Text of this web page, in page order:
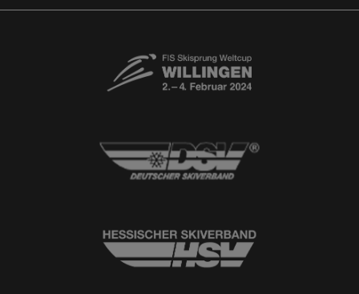
Kontaktformular